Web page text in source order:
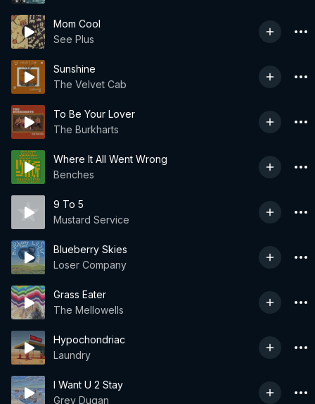
Mom Cool
See Plus
Sunshine
The Velvet Cab
To Be Your Lover
The Burkharts
Where It All Went Wrong
Benches
9 To 5
Mustard Service
Blueberry Skies
Loser Company
Grass Eater
The Mellowells
Hypochondriac
Laundry
I Want U 2 Stay
Grey Dugan